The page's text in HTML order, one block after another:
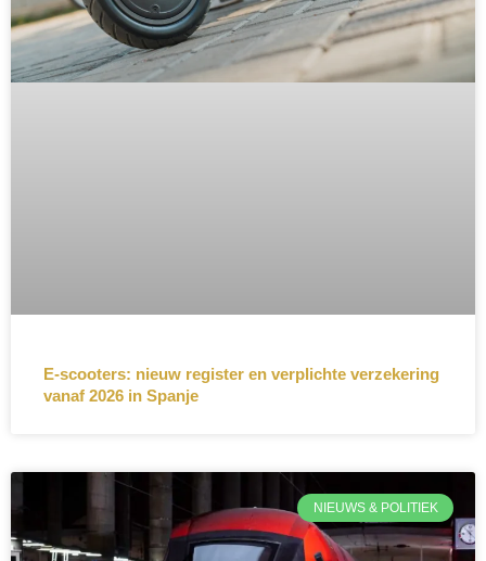
E-scooters: nieuw register en verplichte verzekering
vanaf 2026 in Spanje
NIEUWS & POLITIEK